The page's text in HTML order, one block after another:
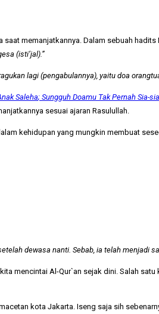
memanjatkannya. Dalam sebuah
(isti’jal).”
lagi (pengabulannya), yaitu doa
Saleha; Sungguh Doamu Tak Pernah Sia-sia
sesuai ajaran Rasulullah.
kehidupan yang mungkin membuat
dewasa nanti. Sebab, ia telah menjadi
mencintai Al-Qur`an sejak dini. Salah
kota Jakarta. Iseng saja sih